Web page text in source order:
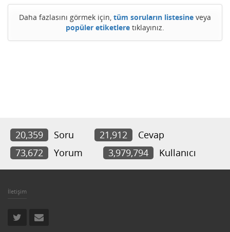
Daha fazlasını görmek için, tüm soruların listesine veya
popüler etiketlere tıklayınız.
20,359 Soru 21,912
Cevap
73,672
Yorum 3,979,794 Kullanıcı
İletişim